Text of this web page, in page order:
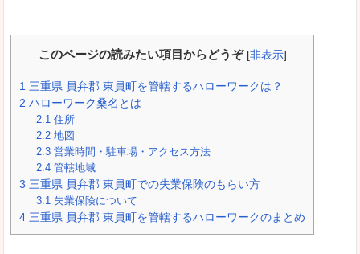
このページの読みたい項目からどうぞ [非表示]
1 三重県 員弁郡 東員町を管轄するハローワークは？
2 ハローワーク桑名とは
2.1 住所
2.2 地図
2.3 営業時間・駐車場・アクセス方法
2.4 管轄地域
3 三重県 員弁郡 東員町での失業保険のもらい方
3.1 失業保険について
4 三重県 員弁郡 東員町を管轄するハローワークのまとめ